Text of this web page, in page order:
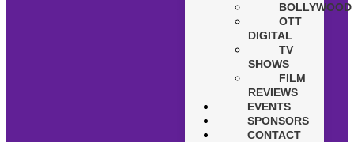
BOLLYWOOD
OTT
DIGITAL
TV
SHOWS
FILM
REVIEWS
EVENTS
SPONSORS
CONTACT